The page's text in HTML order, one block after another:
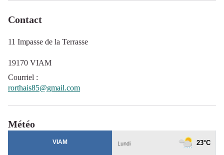
Contact
11 Impasse de la Terrasse
19170 VIAM
Courriel :
rorthais85@gmail.com
Météo